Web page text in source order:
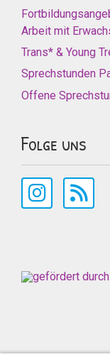
Arbeit mit
Trans* & Young
Sprechstunden
Offene
Folge uns